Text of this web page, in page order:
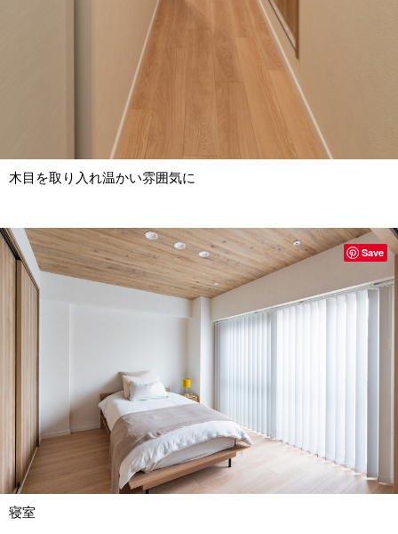
木目を取り入れ温かい雰囲気に
寝室
Save